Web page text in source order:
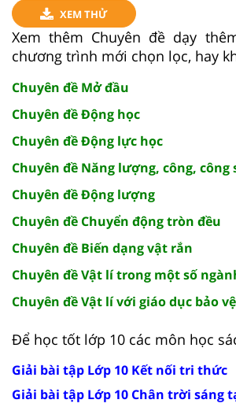
XEM THỬ
Xem thêm Chuyên đề dạy
chương trình mới chọn lọc, hay
Chuyên đề Mở đầu
Chuyên đề Động học
Chuyên đề Động lực học
Chuyên đề Năng lượng, công, công
Chuyên đề Động lượng
Chuyên đề Chuyển động tròn đều
Chuyên đề Biến dạng vật rắn
Chuyên đề Vật lí trong một số
Chuyên đề Vật lí với giáo dục bảo
Để học tốt lớp 10 các môn học
Giải bài tập Lớp 10 Kết nối tri thức
Giải bài tập Lớp 10 Chân trời sáng